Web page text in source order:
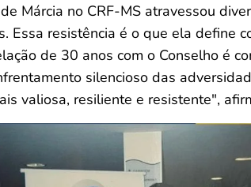
Márcia no CRF-MS atravessou
Essa resistência é o que ela define
de 30 anos com o Conselho é
silencioso das
valiosa, resiliente e resistente",